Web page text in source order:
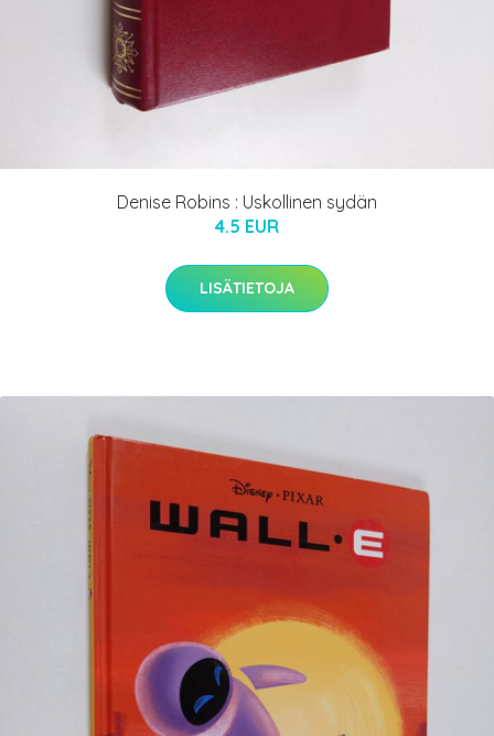
Denise Robins : Uskollinen sydän
4.5 EUR
LISÄTIETOJA